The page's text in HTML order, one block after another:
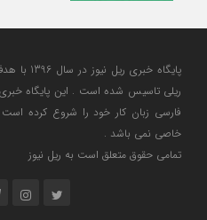
پایگاه
ریلی تاسیس شده است . این پایگاه
فارسی زبان کار خود را شروع کرده
خاصی نمی باشد .
تمامی حقوق متعلق است به ریل نیوز